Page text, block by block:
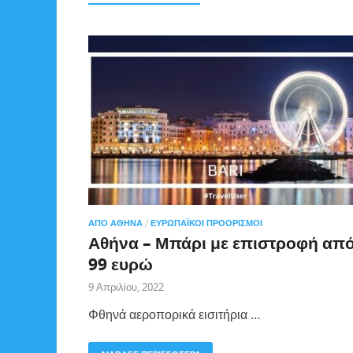
ΑΠΌ ΑΘΉΝΑ / ΕΥΡΩΠΑΪΚΟΊ ΠΡΟΟΡΙΣΜΟΊ
Αθήνα – Μπάρι με επιστροφή
99 ευρώ
9 Απριλίου, 2022
Φθηνά αεροπορικά εισιτήρια …